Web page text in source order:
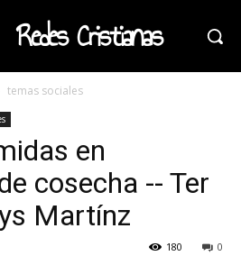
Redes Cristianas
temas sociales
en
cosecha -- Ter
Martínz
0
180